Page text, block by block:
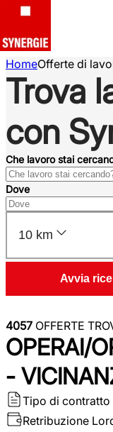
HomeOfferte di
Trova
con
Che lavoro stai
Dove
10 km
Avvia
4057 OFFERTE
OPERAI/
-
Tipo di contratto
Retribuzione